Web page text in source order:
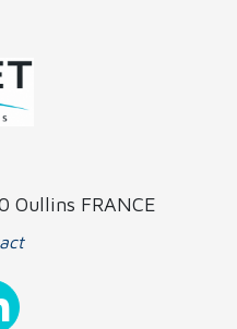
Oullins FRANCE